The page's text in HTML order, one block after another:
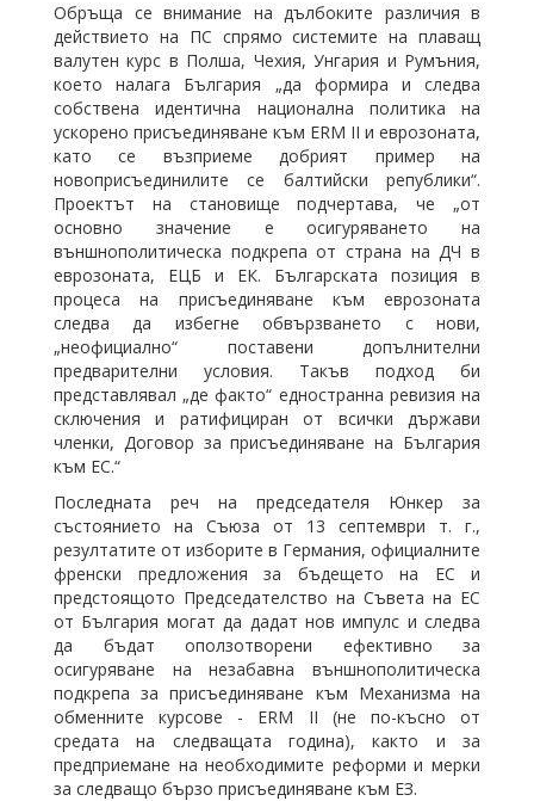
Обръща се внимание на дълбоките различия в
действието на ПС спрямо системите на плаващ
валутен курс в Полша, Чехия, Унгария и Румъния,
което налага България „да формира и следва
собствена идентична национална политика на
ускорено присъединяване към ERM II и еврозоната,
като се възприеме добрият пример на
новоприсъединилите се балтийски републики“.
Проектът на становище подчертава, че „от
основно значение е осигуряването на
външнополитическа подкрепа от страна на ДЧ в
еврозоната, ЕЦБ и ЕК. Българската позиция в
процеса на присъединяване към еврозоната
следва да избегне обвързването с нови,
„неофициално“ поставени допълнителни
предварителни условия. Такъв подход би
представлявал „де факто“ едностранна ревизия на
сключения и ратифициран от всички държави
членки, Договор за присъединяване на България
към ЕС.“
Последната реч на председателя Юнкер за
състоянието на Съюза от 13 септември т. г.,
резултатите от изборите в Германия, официалните
френски предложения за бъдещето на ЕС и
предстоящото Председателство на Съвета на ЕС
от България могат да дадат нов импулс и следва
да бъдат оползотворени ефективно за
осигуряване на незабавна външнополитическа
подкрепа за присъединяване към Механизма на
обменните курсове - ERM ІІ (не по-късно от
средата на следващата година), както и за
предприемане на необходимите реформи и мерки
за следващо бързо присъединяване към ЕЗ.